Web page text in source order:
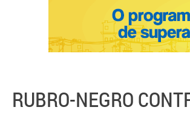
RUBRO-NEGRO